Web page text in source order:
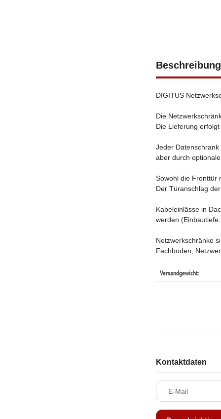
Beschreibung
DIGITUS
Die
Die Lieferung
Jeder
aber durch
Sowohl die Fronttür
Der Türanschlag
Kabeleinlässe in
werden
Netzwerkschränke
Fachboden,
Versandgewicht:
Kontaktdaten
E-Mail